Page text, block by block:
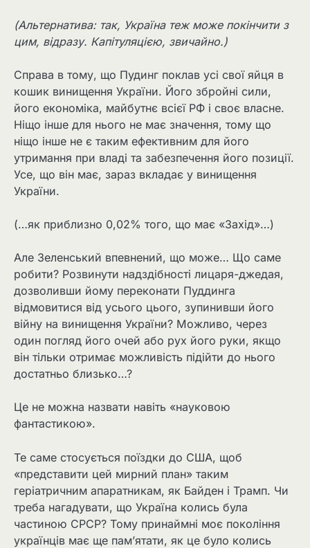
(Альтернатива: так, Україна теж може покінчити з
цим, відразу. Капітуляцією, звичайно.)
Справа в тому, що Пудинг поклав усі свої яйця в
кошик винищення України. Його збройні сили,
його економіка, майбутнє всієї РФ і своє власне.
Ніщо інше для нього не має значення, тому що
ніщо інше не є таким ефективним для його
утримання при владі та забезпечення його позиції.
Усе, що він має, зараз вкладає у винищення
України.
(…як приблизно 0,02% того, що має «Захід»…)
Але Зеленський впевнений, що може… Що саме
робити? Розвинути надздібності лицаря-джедая,
дозволивши йому переконати Пуддинга
відмовитися від усього цього, зупинивши його
війну на винищення України? Можливо, через
один погляд його очей або рух його руки, якщо
він тільки отримає можливість підійти до нього
достатньо близько…?
Це не можна назвати навіть «науковою
фантастикою».
Те саме стосується поїздки до США, щоб
«представити цей мирний план» таким
геріатричним апаратникам, як Байден і Трамп. Чи
треба нагадувати, що Україна колись була
частиною СРСР? Тому принаймні моє покоління
українців має ще пам’ятати, як це було колись